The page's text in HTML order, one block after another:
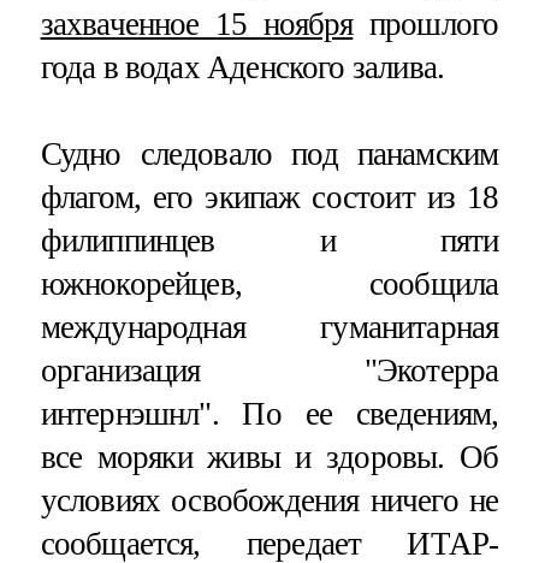
захваченное 15 ноябряпрошлого
года в водах Аденского залива.
Судно следовало под панамским
флагом, его экипаж состоит из 18
филиппинцев и пяти
южнокорейцев, сообщила
международная гуманитарная
организация "Экотерра
интернэшнл". По ее сведениям,
все моряки живы и здоровы. Об
условиях освобождения ничего не
сообщается, передает ИТАР-